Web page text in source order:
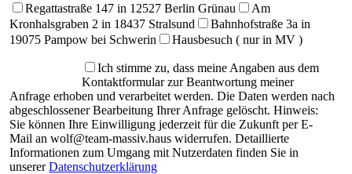
Regattastraße 147 in 12527 Berlin Grünau
Am
Kronhalsgraben 2 in 18437 Stralsund
Bahnhofstraße 3a in
19075 Pampow bei Schwerin
Hausbesuch ( nur in MV )
Ich stimme zu, dass meine Angaben aus dem
Kontaktformular zur Beantwortung meiner
Anfrage erhoben und verarbeitet werden. Die Daten werden nach
abgeschlossener Bearbeitung Ihrer Anfrage gelöscht. Hinweis:
Sie können Ihre Einwilligung jederzeit für die Zukunft per E-
Mail an wolf@team-massiv.haus widerrufen. Detaillierte
Informationen zum Umgang mit Nutzerdaten finden Sie in
unsererDatenschutzerklärung